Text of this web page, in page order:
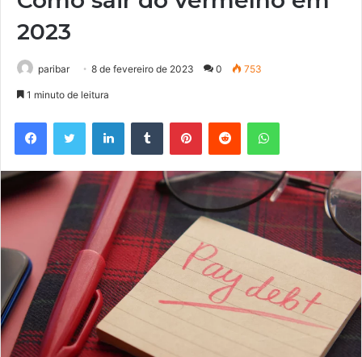
2023
paribar 8 de fevereiro de 2023 0 753
1 minuto de leitura
FacebookTwitter LinkedinTumblr PinterestReddit WhatsApp